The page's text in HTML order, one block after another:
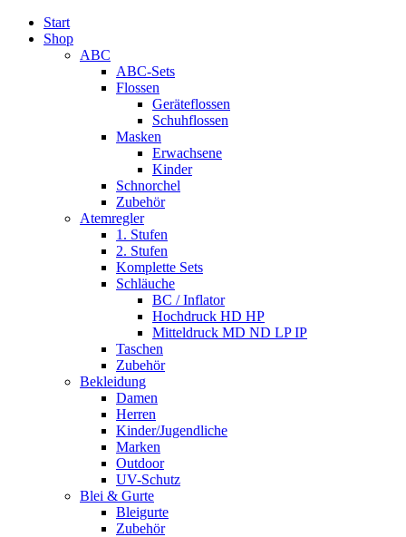
Start
Shop
ABC
ABC-Sets
Flossen
Geräteflossen
Schuhflossen
Masken
Erwachsene
Kinder
Schnorchel
Zubehör
Atemregler
1. Stufen
2. Stufen
Komplette Sets
Schläuche
BC / Inflator
Hochdruck HD HP
Mitteldruck MD ND LP IP
Taschen
Zubehör
Bekleidung
Damen
Herren
Kinder/Jugendliche
Marken
Outdoor
UV-Schutz
Blei & Gurte
Bleigurte
Zubehör